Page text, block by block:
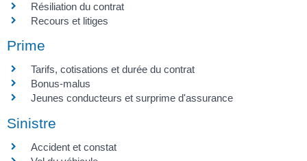
Résiliation du contrat
Recours et litiges
Prime
Tarifs, cotisations et durée du contrat
Bonus-malus
Jeunes conducteurs et surprime d'assurance
Sinistre
Accident et constat